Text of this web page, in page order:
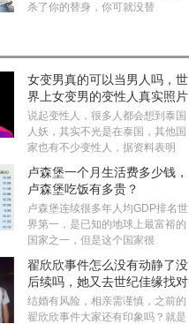
杀了你的替身，你可就没替
女变男真的可以当男人吗，世
界上女变男的变性人真实照片
说起变性人，很多人都会想到泰国
人妖，其实不光是在泰国，其他国
家也有不少变性人，据资料表明
卢森堡一个月生活费多少钱，
卢森堡吃饭有多贵？
卢森堡连续很多年人均GDP排名世
界第一，是已知的地球上最富裕的
国家之一，但是这个国家很
翟欣欣事件怎么没有动静了没
后续吗，她又去世纪佳缘找对
象真的假的
结婚有风险，相亲需谨慎，之前的
翟欣欣事件大家还有印象吗？就是